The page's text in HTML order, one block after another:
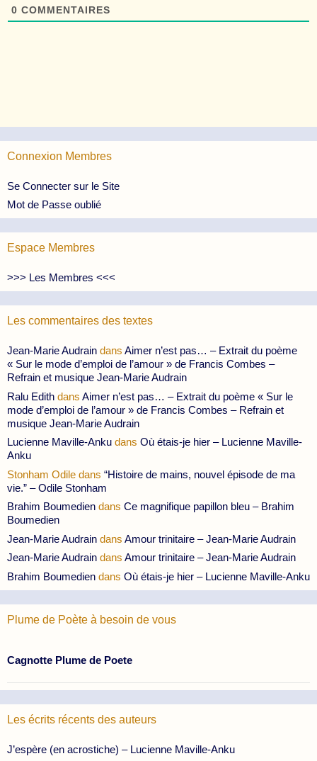
0 COMMENTAIRES
Connexion Membres
Se Connecter sur le Site
Mot de Passe oublié
Espace Membres
>>> Les Membres <<<
Les commentaires des textes
Jean-Marie Audrain dans Aimer n’est pas… – Extrait du poème
« Sur le mode d’emploi de l’amour » de Francis Combes –
Refrain et musique Jean-Marie Audrain
Ralu Edith dans Aimer n’est pas… – Extrait du poème « Sur le
mode d’emploi de l’amour » de Francis Combes – Refrain et
musique Jean-Marie Audrain
Lucienne Maville-Anku dans Où étais-je hier – Lucienne Maville-
Anku
Stonham Odile dans “Histoire de mains, nouvel épisode de ma
vie.” – Odile Stonham
Brahim Boumedien dans Ce magnifique papillon bleu – Brahim
Boumedien
Jean-Marie Audrain dans Amour trinitaire – Jean-Marie Audrain
Jean-Marie Audrain dans Amour trinitaire – Jean-Marie Audrain
Brahim Boumedien dans Où étais-je hier – Lucienne Maville-Anku
Plume de Poète à besoin de vous
Cagnotte Plume de Poete
Les écrits récents des auteurs
J’espère (en acrostiche) – Lucienne Maville-Anku